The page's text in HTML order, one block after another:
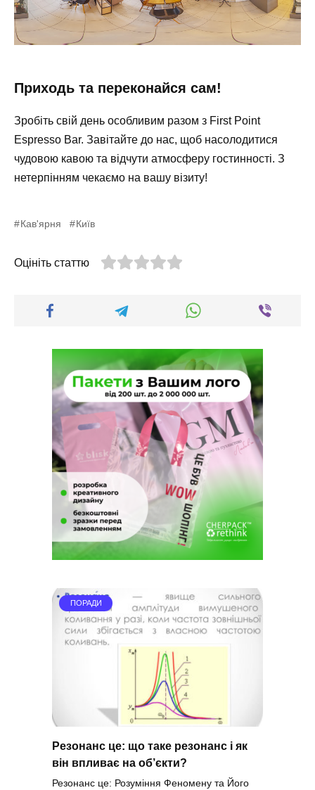
Приходь та переконайся сам!
Зробіть свій день особливим разом з First Point
Espresso Bar. Завітайте до нас, щоб насолодитися
чудовою кавою та відчути атмосферу гостинності. З
нетерпінням чекаємо на вашу візиту!
Кав'ярня Київ
Оцініть статтю
ПОРАДИ
Резонанс це: що таке резонанс і як
він впливає на об’єкти?
Резонанс це: Розуміння Феномену та Його